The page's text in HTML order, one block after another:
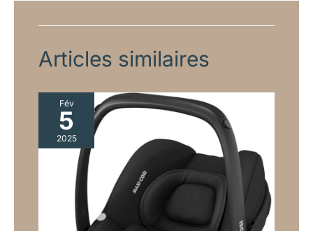
Articles similaires
Fév
5
2025